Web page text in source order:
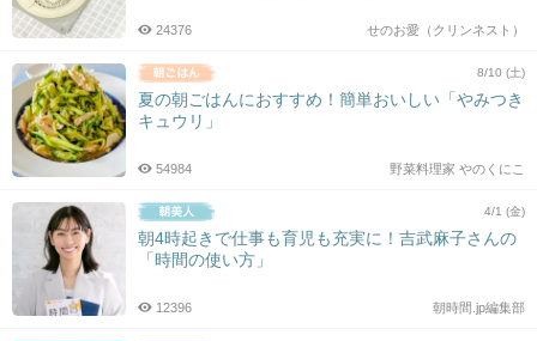
せのお愛（クリンネスト）
24376
8/10 (土)
夏の朝ごはんにおすすめ！簡単おいしい「やみつき
キュウリ」
野菜料理家 やのくにこ
54984
4/1 (金)
朝4時起きで仕事も育児も充実に！吉武麻子さんの
「時間の使い方」
朝時間.jp編集部
12396